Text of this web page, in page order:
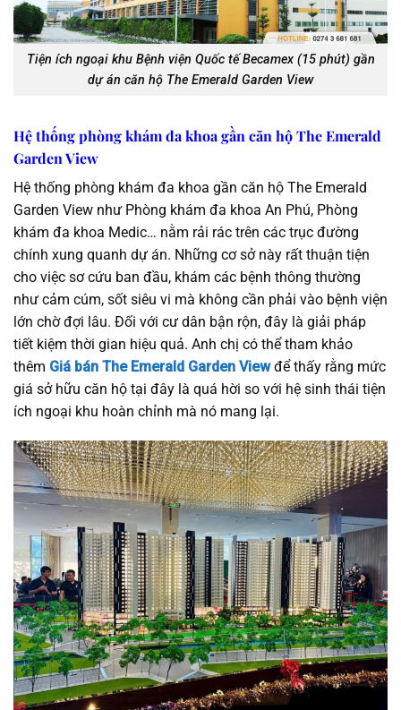
Tiện ích ngoại khu Bệnh viện Quốc tế Becamex (15 phút) gần
dự án căn hộ The Emerald Garden View
Hệ thống phòng khám đa khoa gần căn hộ The Emerald
Garden View
Hệ thống phòng khám đa khoa gần căn hộ The Emerald
Garden View như Phòng khám đa khoa An Phú, Phòng
khám đa khoa Medic… nằm rải rác trên các trục đường
chính xung quanh dự án. Những cơ sở này rất thuận tiện
cho việc sơ cứu ban đầu, khám các bệnh thông thường
như cảm cúm, sốt siêu vi mà không cần phải vào bệnh viện
lớn chờ đợi lâu. Đối với cư dân bận rộn, đây là giải pháp
tiết kiệm thời gian hiệu quả. Anh chị có thể tham khảo
thêm Giá bán The Emerald Garden Viewđể thấy rằng mức
giá sở hữu căn hộ tại đây là quá hời so với hệ sinh thái tiện
ích ngoại khu hoàn chỉnh mà nó mang lại.